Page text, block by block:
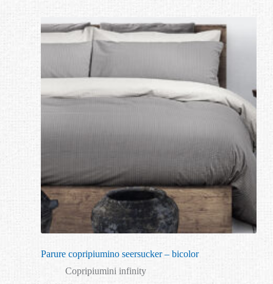
Parure copripiumino seersucker – bicolor
Copripiumini infinity